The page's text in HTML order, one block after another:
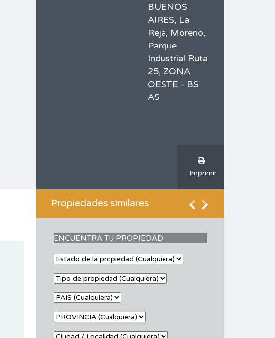
BUENOS
AIRES, La
Reja, Moreno,
Parque
Industrial Ruta
25, ZONA
OESTE - BS
AS
Imprimir
Propiedades similares
ENCUENTRA TU PROPIEDAD